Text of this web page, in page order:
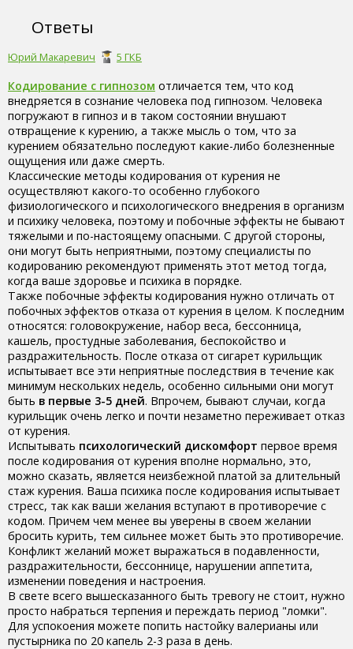
Ответы
Юрий Макаревич 5 ГКБ
Кодирование с гипнозом отличается тем, что код
внедряется в сознание человека под гипнозом. Человека
погружают в гипноз и в таком состоянии внушают
отвращение к курению, а также мысль о том, что за
курением обязательно последуют какие-либо болезненные
ощущения или даже смерть.
Классические методы кодирования от курения не
осуществляют какого-то особенно глубокого
физиологического и психологического внедрения в организм
и психику человека, поэтому и побочные эффекты не бывают
тяжелыми и по-настоящему опасными. С другой стороны,
они могут быть неприятными, поэтому специалисты по
кодированию рекомендуют применять этот метод тогда,
когда ваше здоровье и психика в порядке.
Также побочные эффекты кодирования нужно отличать от
побочных эффектов отказа от курения в целом. К последним
относятся: головокружение, набор веса, бессонница,
кашель, простудные заболевания, беспокойство и
раздражительность. После отказа от сигарет курильщик
испытывает все эти неприятные последствия в течение как
минимум нескольких недель, особенно сильными они могут
быть в первые 3-5 дней. Впрочем, бывают случаи, когда
курильщик очень легко и почти незаметно переживает отказ
от курения.
Испытывать психологический дискомфорт первое время
после кодирования от курения вполне нормально, это,
можно сказать, является неизбежной платой за длительный
стаж курения. Ваша психика после кодирования испытывает
стресс, так как ваши желания вступают в противоречие с
кодом. Причем чем менее вы уверены в своем желании
бросить курить, тем сильнее может быть это противоречие.
Конфликт желаний может выражаться в подавленности,
раздражительности, бессоннице, нарушении аппетита,
изменении поведения и настроения.
В свете всего вышесказанного быть тревогу не стоит, нужно
просто набраться терпения и переждать период "ломки".
Для успокоения можете попить настойку валерианы или
пустырника по 20 капель 2-3 раза в день.